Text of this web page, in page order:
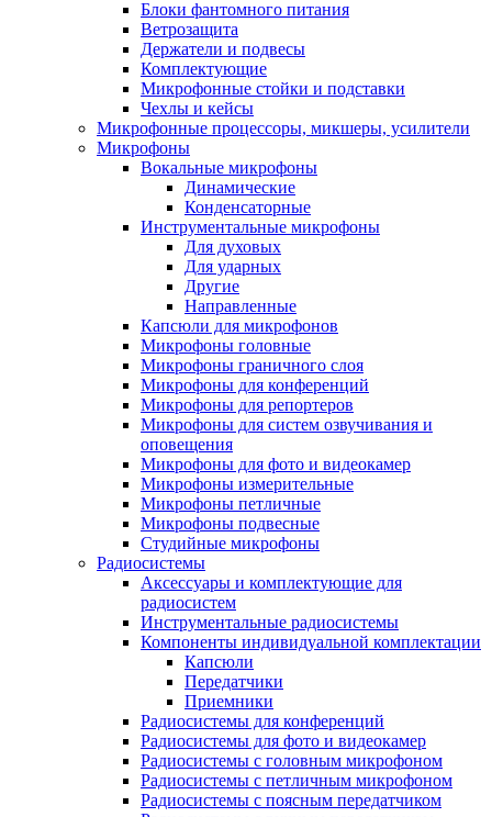
Блоки фантомного питания
Ветрозащита
Держатели и подвесы
Комплектующие
Микрофонные стойки и подставки
Чехлы и кейсы
Микрофонные процессоры, микшеры, усилители
Микрофоны
Вокальные микрофоны
Динамические
Конденсаторные
Инструментальные микрофоны
Для духовых
Для ударных
Другие
Направленные
Капсюли для микрофонов
Микрофоны головные
Микрофоны граничного слоя
Микрофоны для конференций
Микрофоны для репортеров
Микрофоны для систем озвучивания и
оповещения
Микрофоны для фото и видеокамер
Микрофоны измерительные
Микрофоны петличные
Микрофоны подвесные
Студийные микрофоны
Радиосистемы
Аксессуары и комплектующие для
радиосистем
Инструментальные радиосистемы
Компоненты индивидуальной комплектации
Капсюли
Передатчики
Приемники
Радиосистемы для конференций
Радиосистемы для фото и видеокамер
Радиосистемы с головным микрофоном
Радиосистемы с петличным микрофоном
Радиосистемы с поясным передатчиком